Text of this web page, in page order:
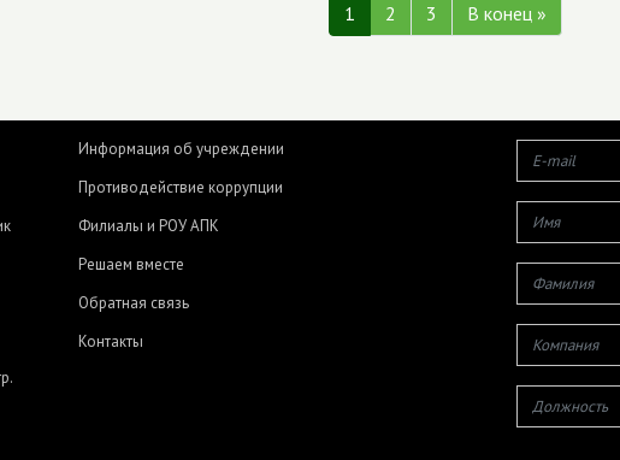
1 2 3 В конец »
Информация об учреждении
Противодействие коррупции
Филиалы и РОУ АПК
Решаем вместе
Обратная связь
Контакты